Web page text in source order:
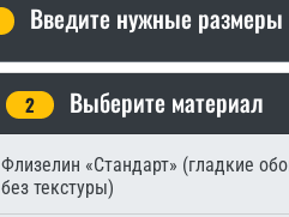
Введите нужные размеры
2 Выберите материал
Флизелин «Стандарт» (гладкие
без текстуры)